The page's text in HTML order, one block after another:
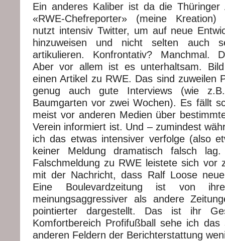
Ein anderes Kaliber ist da die Thüringer
«RWE-Chefreporter» (meine Kreation)
nutzt intensiv Twitter, um auf neue
hinzuweisen und nicht selten auch
artikulieren. Konfrontativ? Manchmal.
Aber vor allem ist es unterhaltsam.
einen Artikel zu RWE. Das sind zuweilen
genug auch gute Interviews (wie
Baumgarten vor zwei Wochen). Es fällt
meist vor anderen Medien über
Verein informiert ist. Und – zumindest
ich das etwas intensiver verfolge (also
keiner Meldung dramatisch falsch
Falschmeldung zu RWE leistete sich vor
mit der Nachricht, dass Ralf Loose
Eine Boulevardzeitung ist von
meinungsaggressiver als andere
pointierter dargestellt. Das ist ihr
Komfortbereich Profifußball sehe ich das
anderen Feldern der Berichterstattung